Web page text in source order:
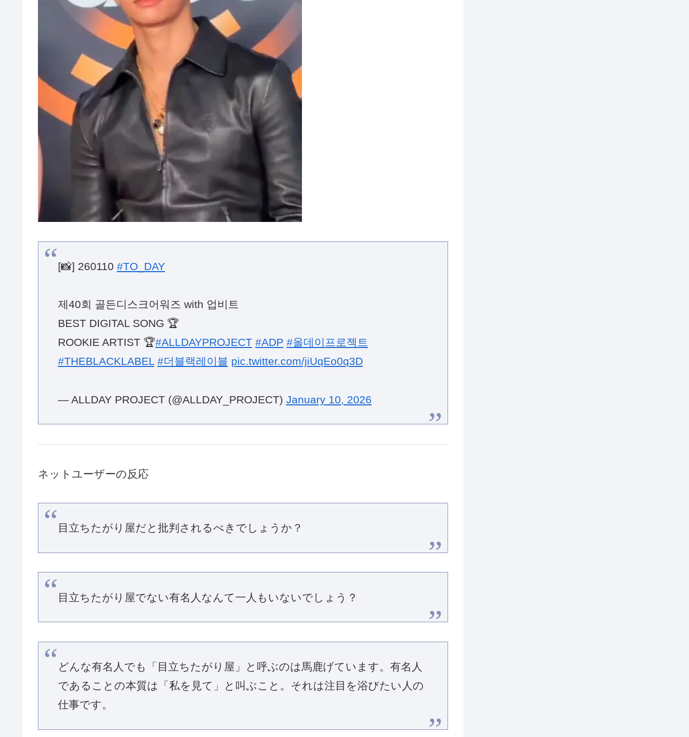
[📸] 260110 #TO_DAY
제40회 골든디스크어워즈 with 업비트
BEST DIGITAL SONG 🏆
ROOKIE ARTIST 🏆#ALLDAYPROJECT #ADP #올데이프로젝트
#THEBLACKLABEL #더블랙레이블 pic.twitter.com/jiUqEo0q3D
— ALLDAY PROJECT (@ALLDAY_PROJECT) January 10, 2026
ネットユーザーの反応
目立ちたがり屋だと批判されるべきでしょうか？
目立ちたがり屋でない有名人なんて一人もいないでしょう？
どんな有名人でも「目立ちたがり屋」と呼ぶのは馬鹿げています。有名人
であることの本質は「私を見て」と叫ぶこと。それは注目を浴びたい人の
仕事です。